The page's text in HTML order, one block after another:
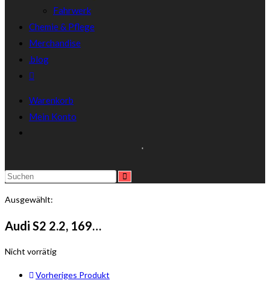
Fahrwerk
Chemie & Pflege
Merchandise
.blog
Warenkorb
Mein Konto
Ausgewählt:
Audi S2 2.2, 169…
Nicht vorrätig
Vorheriges Produkt